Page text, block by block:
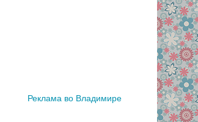
Реклама во Владимире